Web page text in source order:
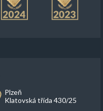
Plzeň
Klatovská třída 430/25